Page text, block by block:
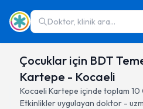
Doktor, klinik ara...
Çocuklar için BDT
Kartepe - Kocaeli
Kocaeli Kartepe içinde toplam 10
Etkinlikleruygulayan doktor -